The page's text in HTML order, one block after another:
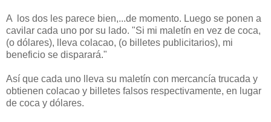
A los dos les parece bien,...de momento. Luego se ponen a
cavilar cada uno por su lado. "Si mi maletín en vez de coca,
(o dólares), lleva colacao, (o billetes publicitarios), mi
beneficio se disparará."
Así que cada uno lleva su maletín con mercancía trucada y
obtienen colacao y billetes falsos respectivamente, en lugar
de coca y dólares.